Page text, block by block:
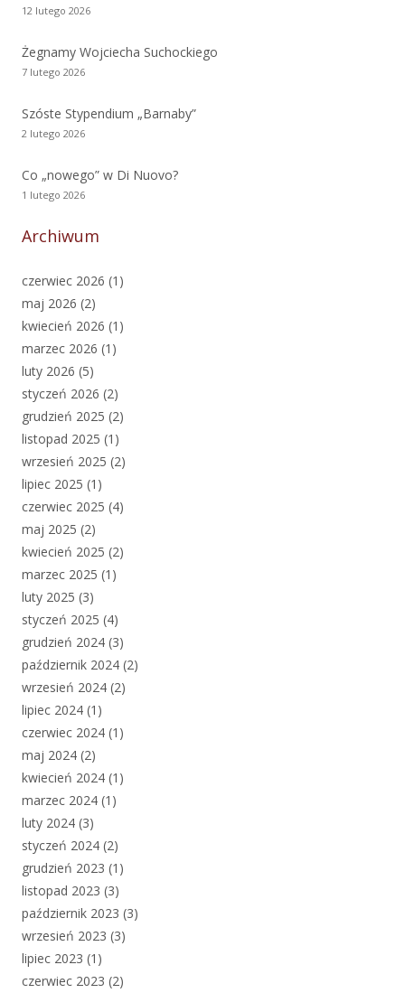
12 lutego 2026
Żegnamy Wojciecha Suchockiego
7 lutego 2026
Szóste Stypendium „Barnaby”
2 lutego 2026
Co „nowego” w Di Nuovo?
1 lutego 2026
Archiwum
czerwiec 2026 (1)
maj 2026 (2)
kwiecień 2026 (1)
marzec 2026 (1)
luty 2026 (5)
styczeń 2026 (2)
grudzień 2025 (2)
listopad 2025 (1)
wrzesień 2025 (2)
lipiec 2025 (1)
czerwiec 2025 (4)
maj 2025 (2)
kwiecień 2025 (2)
marzec 2025 (1)
luty 2025 (3)
styczeń 2025 (4)
grudzień 2024 (3)
październik 2024 (2)
wrzesień 2024 (2)
lipiec 2024 (1)
czerwiec 2024 (1)
maj 2024 (2)
kwiecień 2024 (1)
marzec 2024 (1)
luty 2024 (3)
styczeń 2024 (2)
grudzień 2023 (1)
listopad 2023 (3)
październik 2023 (3)
wrzesień 2023 (3)
lipiec 2023 (1)
czerwiec 2023 (2)